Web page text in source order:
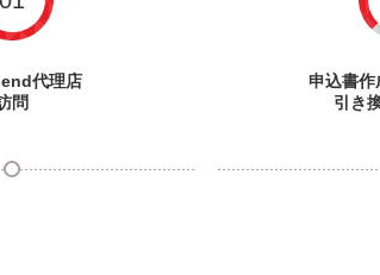
代理店
問
申込書作
引き